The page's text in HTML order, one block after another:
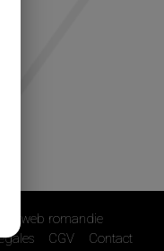
web romandie
CGV Contact